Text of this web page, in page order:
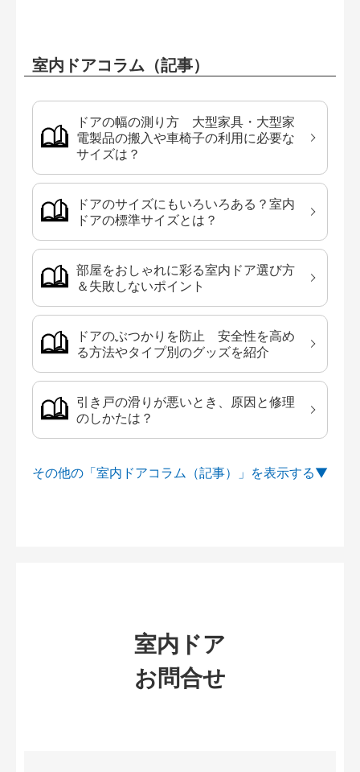
室内ドアコラム（記事）
ドアの幅の測り方 大型家具・大型家
電製品の搬入や車椅子の利用に必要な
サイズは？
ドアのサイズにもいろいろある？室内
ドアの標準サイズとは？
部屋をおしゃれに彩る室内ドア選び方
＆失敗しないポイント
ドアのぶつかりを防止 安全性を高め
る方法やタイプ別のグッズを紹介
引き戸の滑りが悪いとき、原因と修理
のしかたは？
その他の「室内ドアコラム（記事）」を
室内ドア
お問合せ